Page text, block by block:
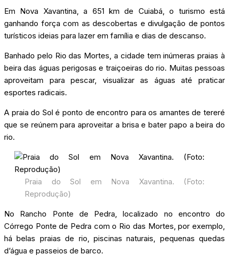
Em Nova Xavantina, a 651 km de Cuiabá, o turismo está
ganhando força com as descobertas e divulgação de pontos
turísticos ideias para lazer em família e dias de descanso.
Banhado pelo Rio das Mortes, a cidade tem inúmeras praias à
beira das águas perigosas e traiçoeiras do rio. Muitas pessoas
aproveitam para pescar, visualizar as águas até praticar
esportes radicais.
A praia do Sol é ponto de encontro para os amantes de tereré
que se reúnem para aproveitar a brisa e bater papo a beira do
rio.
Praia do Sol em Nova Xavantina. (Foto:
Reprodução)
No Rancho Ponte de Pedra, localizado no encontro do
Córrego Ponte de Pedra com o Rio das Mortes, por exemplo,
há belas praias de rio, piscinas naturais, pequenas quedas
d’água e passeios de barco.